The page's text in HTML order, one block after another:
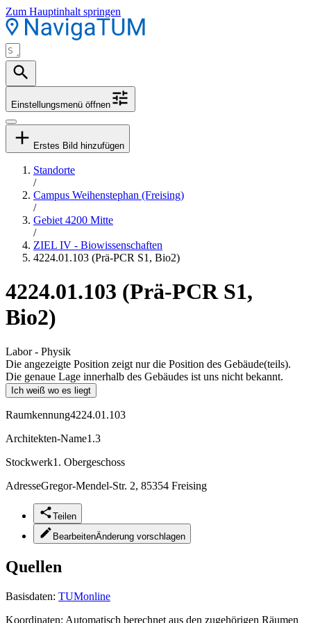
Zum Hauptinhalt springen
Einstellungsmenü öffnen
Erstes Bild hinzufügen
Standorte
/
Campus Weihenstephan (Freising)
/
Gebiet 4200 Mitte
/
ZIEL IV - Biowissenschaften
4224.01.103 (Prä-PCR S1, Bio2)
4224.01.103 (Prä-PCR S1,
Bio2)
Labor - Physik
Die angezeigte Position zeigt nur die Position des Gebäude(teils).
Die genaue Lage innerhalb des Gebäudes ist uns nicht bekannt.
Ich weiß wo es liegt
Raumkennung4224.01.103
Architekten-Name1.3
Stockwerk1. Obergeschoss
AdresseGregor-Mendel-Str. 2, 85354 Freising
Teilen
BearbeitenÄnderung vorschlagen
Quellen
Basisdaten: TUMonline
Koordinaten: Automatisch berechnet aus den zugehörigen Räumen